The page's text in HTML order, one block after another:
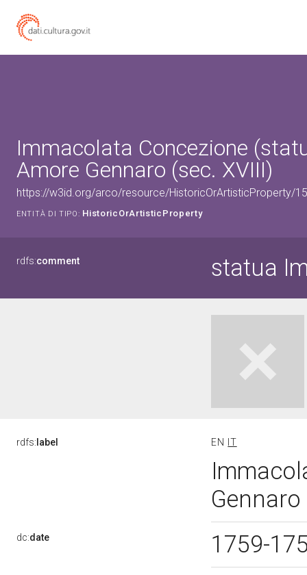
Immacolata Concezione
Amore Gennaro (sec. XVIII)
https://w3id.org/arco/resource/HistoricOrArtisticProperty/
ENTITÀ DI TIPO: HistoricOrArtisticProperty
rdfs:comment statua
rdfs: label EN IT
dc:date 1759-